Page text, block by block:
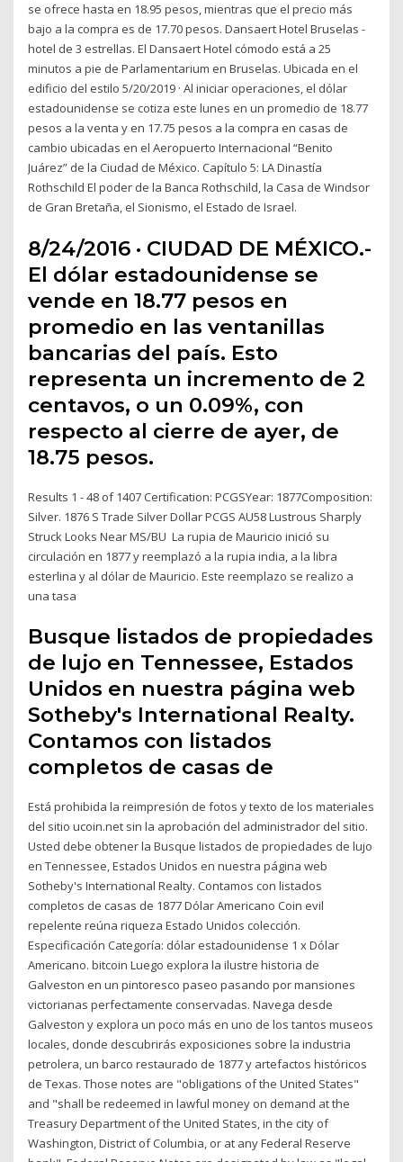
se ofrece hasta en 18.95 pesos, mientras que el precio más
bajo a la compra es de 17.70 pesos. Dansaert Hotel Bruselas -
hotel de 3 estrellas. El Dansaert Hotel cómodo está a 25
minutos a pie de Parlamentarium en Bruselas. Ubicada en el
edificio del estilo 5/20/2019 · Al iniciar operaciones, el dólar
estadounidense se cotiza este lunes en un promedio de 18.77
pesos a la venta y en 17.75 pesos a la compra en casas de
cambio ubicadas en el Aeropuerto Internacional “Benito
Juárez” de la Ciudad de México. Capítulo 5: LA Dinastía
Rothschild El poder de la Banca Rothschild, la Casa de Windsor
de Gran Bretaña, el Sionismo, el Estado de Israel.
8/24/2016 · CIUDAD DE MÉXICO.-
El dólar estadounidense se
vende en 18.77 pesos en
promedio en las ventanillas
bancarias del país. Esto
representa un incremento de 2
centavos, o un 0.09%, con
respecto al cierre de ayer, de
18.75 pesos.
Results 1 - 48 of 1407 Certification: PCGSYear: 1877Composition:
Silver. 1876 S Trade Silver Dollar PCGS AU58 Lustrous Sharply
Struck Looks Near MS/BU La rupia de Mauricio inició su
circulación en 1877 y reemplazó a la rupia india, a la libra
esterlina y al dólar de Mauricio. Este reemplazo se realizo a
una tasa
Busque listados de propiedades
de lujo en Tennessee, Estados
Unidos en nuestra página web
Sotheby's International Realty.
Contamos con listados
completos de casas de
Está prohibida la reimpresión de fotos y texto de los materiales
del sitio ucoin.net sin la aprobación del administrador del sitio.
Usted debe obtener la Busque listados de propiedades de lujo
en Tennessee, Estados Unidos en nuestra página web
Sotheby's International Realty. Contamos con listados
completos de casas de 1877 Dólar Americano Coin evil
repelente reúna riqueza Estado Unidos colección.
Especificación Categoría: dólar estadounidense 1 x Dólar
Americano. bitcoin Luego explora la ilustre historia de
Galveston en un pintoresco paseo pasando por mansiones
victorianas perfectamente conservadas. Navega desde
Galveston y explora un poco más en uno de los tantos museos
locales, donde descubrirás exposiciones sobre la industria
petrolera, un barco restaurado de 1877 y artefactos históricos
de Texas. Those notes are "obligations of the United States"
and "shall be redeemed in lawful money on demand at the
Treasury Department of the United States, in the city of
Washington, District of Columbia, or at any Federal Reserve